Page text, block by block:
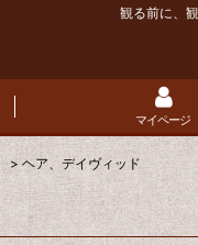
観る前に、
マイページ
> ヘア、デイヴィッド